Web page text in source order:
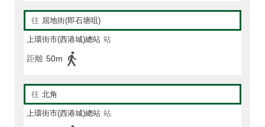
往 屈地街(即石塘咀)
上環街市(西港城)總站 站
距離 50m
往 北角
上環街市(西港城)總站 站